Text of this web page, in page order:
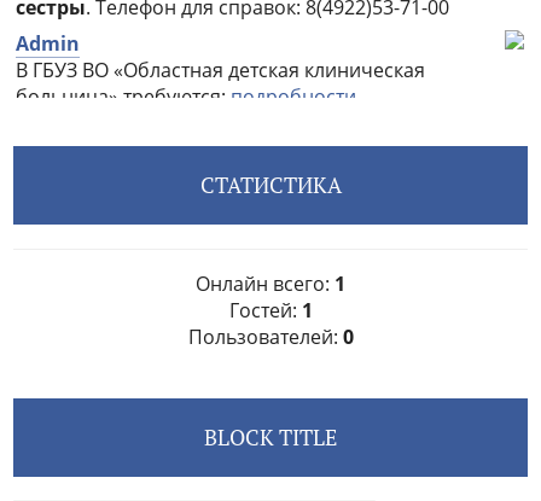
СТАТИСТИКА
Онлайн всего: 1
Гостей: 1
Пользователей: 0
BLOCK TITLE